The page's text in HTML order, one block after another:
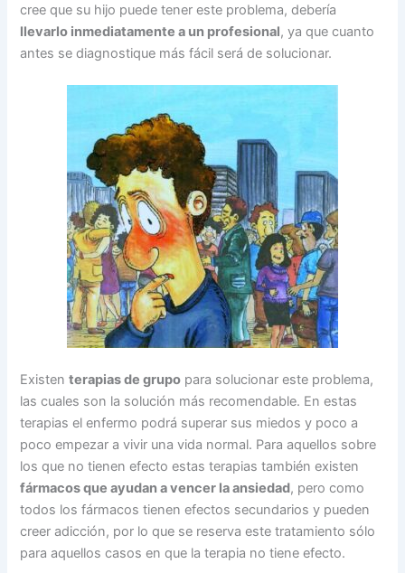
cree que su hijo puede tener este problema, debería
llevarlo inmediatamente a un profesional, ya que cuanto
antes se diagnostique más fácil será de solucionar.
Existenterapias de grupo para solucionar este problema,
las cuales son la solución más recomendable. En estas
terapias el enfermo podrá superar sus miedos y poco a
poco empezar a vivir una vida normal. Para aquellos sobre
los que no tienen efecto estas terapias también existen
fármacos que ayudan a vencer la ansiedad, pero como
todos los fármacos tienen efectos secundarios y pueden
creer adicción, por lo que se reserva este tratamiento sólo
para aquellos casos en que la terapia no tiene efecto.